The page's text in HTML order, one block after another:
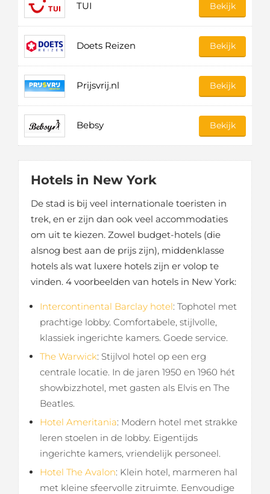
TUI Bekijk
Doets Reizen Bekijk
Prijsvrij.nl Bekijk
Bebsy Bekijk
Hotels in New York
De stad is bij veel internationale toeristen in
trek, en er zijn dan ook veel accommodaties
om uit te kiezen. Zowel budget-hotels (die
alsnog best aan de prijs zijn), middenklasse
hotels als wat luxere hotels zijn er volop te
vinden. 4 voorbeelden van hotels in New York:
Intercontinental Barclay hotel: Tophotel met
prachtige lobby. Comfortabele, stijlvolle,
klassiek ingerichte kamers. Goede service.
The Warwick: Stijlvol hotel op een erg
centrale locatie. In de jaren 1950 en 1960 hét
showbizzhotel, met gasten als Elvis en The
Beatles.
Hotel Ameritania: Modern hotel met strakke
leren stoelen in de lobby. Eigentijds
ingerichte kamers, vriendelijk personeel.
Hotel The Avalon: Klein hotel, marmeren hal
met kleine sfeervolle zitruimte. Eenvoudige